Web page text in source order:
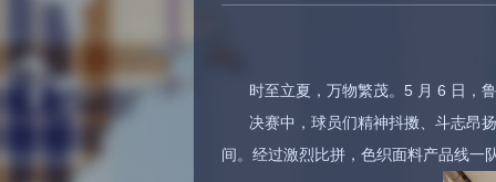
时至立夏，万物繁茂。5 月 6 日，
决赛中，球员们精神抖擞、斗志昂
间。经过激烈比拼，色织面料产品线一